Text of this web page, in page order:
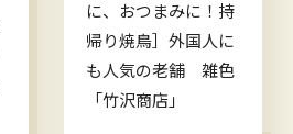
に、おつまみに！持
帰り焼鳥］外国人に
も人気の老舗 雑色
「竹沢商店」